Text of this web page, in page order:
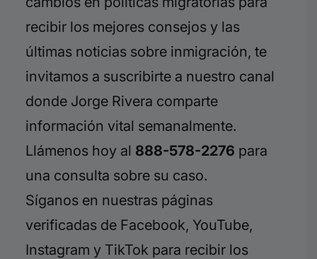
recibir los mejores consejos y las
últimas noticias sobre inmigración, te
invitamos a suscribirte a nuestro canal
donde Jorge Rivera comparte
información vital semanalmente.
Llámenos hoy al 888-578-2276 para
una consulta sobre su caso.
Síganos en nuestras páginas
verificadas de Facebook, YouTube,
Instagram y TikTok para recibir los